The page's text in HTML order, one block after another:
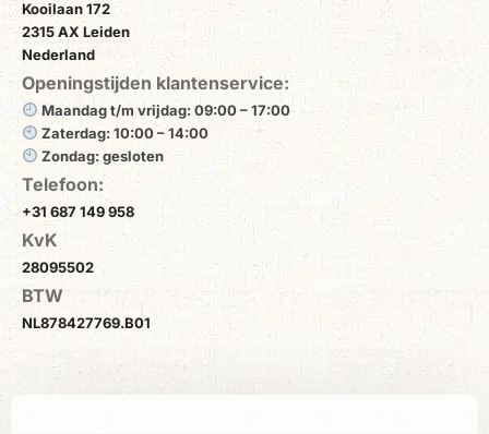
Kooilaan 172
2315 AX Leiden
Nederland
Openingstijden klantenservice:
Maandag t/m vrijdag: 09:00 – 17:00
Zaterdag: 10:00 – 14:00
Zondag: gesloten
Telefoon:
+31 687 149 958
KvK
28095502
BTW
NL878427769.B01